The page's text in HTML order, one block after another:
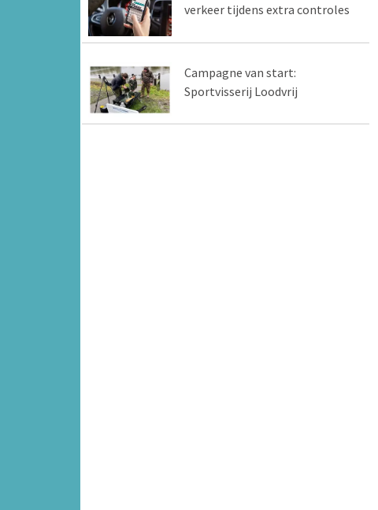
verkeer tijdens extra controles
Campagne van start:
Sportvisserij Loodvrij